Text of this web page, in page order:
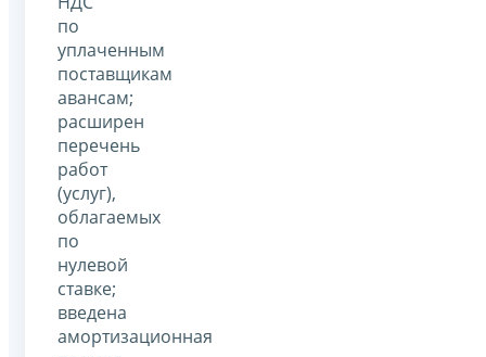
по
уплаченным
поставщикам
авансам;
расширен
перечень
работ
(услуг),
облагаемых
по
нулевой
ставке;
введена
амортизационная